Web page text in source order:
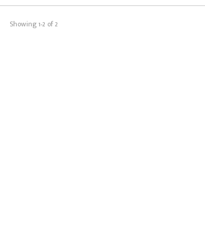
Showing 1-2 of 2